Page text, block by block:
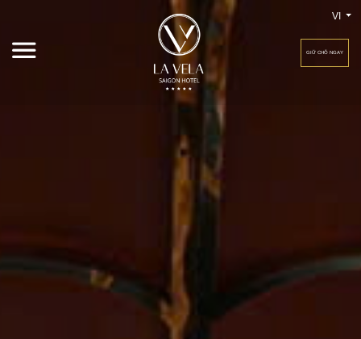
GIỮ CHỖ NGAY
VI